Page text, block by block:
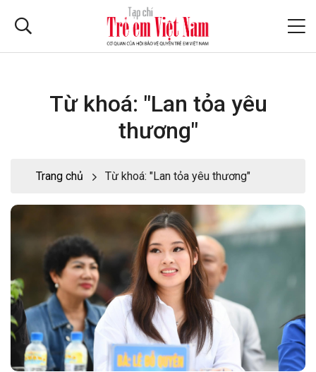
Từ khoá: "Lan tỏa yêu
thương"
Trang chủ Từ khoá: "Lan tỏa yêu thương"